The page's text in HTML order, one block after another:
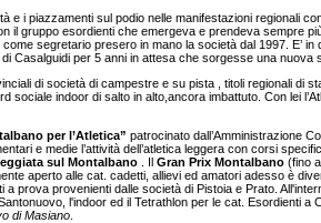
e i piazzamenti sul podio nelle manifestazioni regionali
il gruppo esordienti che emergeva e prendeva sempre
segretario presero in mano la società dal 1997. E’
Casalguidi per 5 anni in attesa che sorgesse una nuova
di società di campestre e su pista , titoli regionali di
sociale indoor di salto in alto,ancora imbattuto. Con lei
per l’Atletica” patrocinato dall’Amministrazione
e medie l’attività dell’atletica leggera con corsi
sul Montalbano . Il Gran Prix Montalbano (fino
aperto alle cat. cadetti, allievi ed amatori adesso è
a prova provenienti dalle società di Pistoia e Prato.
l'indoor ed il Tetrathlon per le cat. Esordienti a
di Masiano